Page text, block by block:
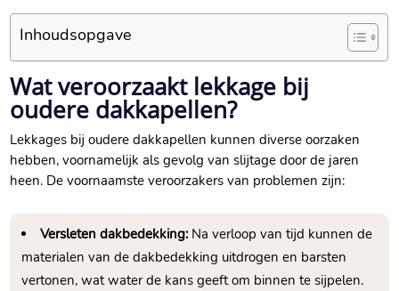
Inhoudsopgave
Wat veroorzaakt lekkage bij
oudere dakkapellen?
Lekkages bij oudere dakkapellen kunnen diverse oorzaken
hebben, voornamelijk als gevolg van slijtage door de jaren
heen.​ De voornaamste veroorzakers van problemen zijn:
Versleten dakbedekking:Na verloop van tijd kunnen de
materialen van de dakbedekking uitdrogen en barsten
vertonen, wat water de kans geeft om binnen te sijpelen.​